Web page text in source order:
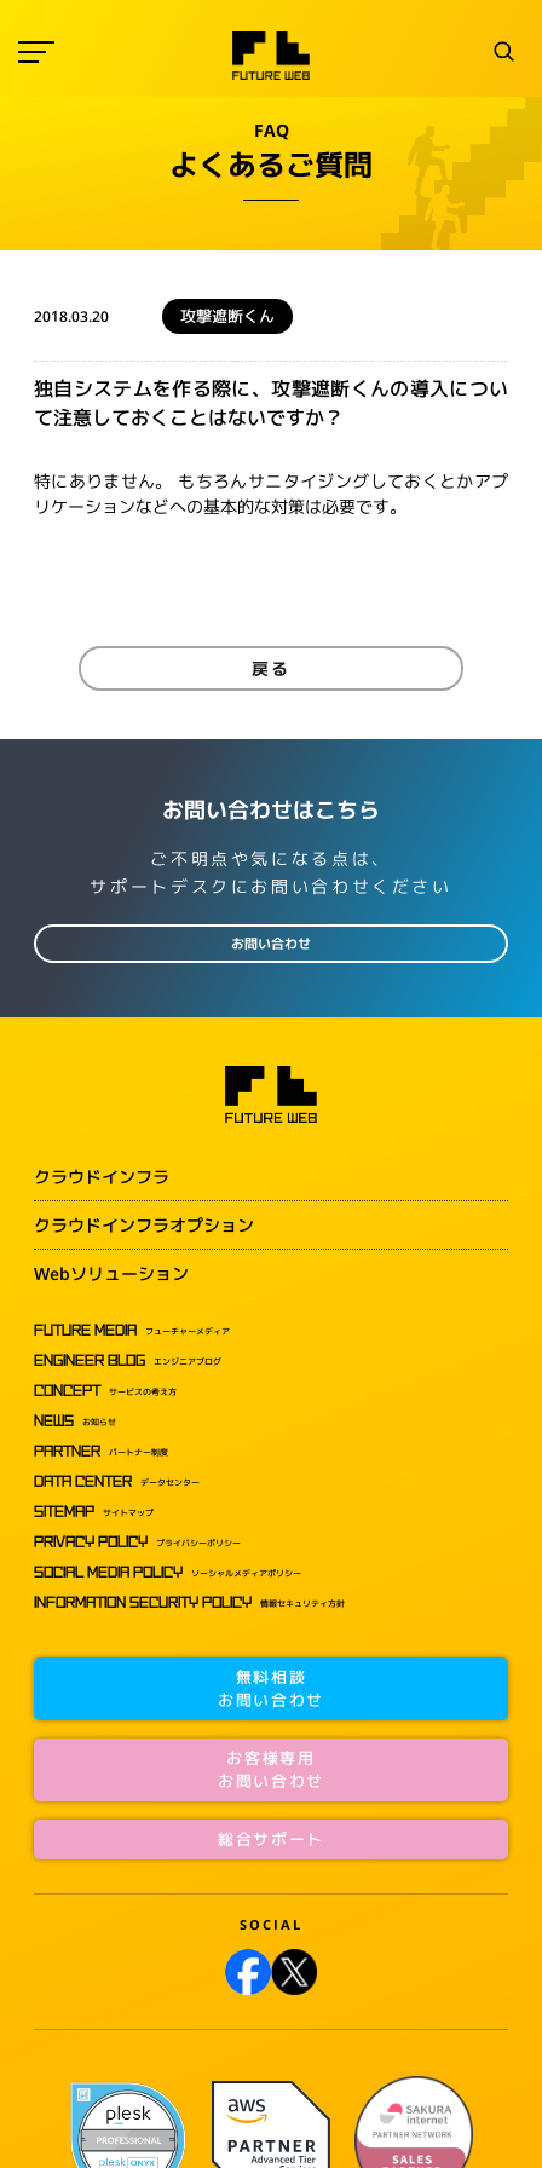
FAQ
よくあるご質問
2018.03.20 攻撃遮断くん
独自システムを作る際に、攻撃遮断くんの導入につい
て注意しておくことはないですか？
特にありません。 もちろんサニタイジングしておくとかアプ
リケーションなどへの基本的な対策は必要です。
戻る
お問い合わせはこちら
ご不明点や気になる点は、
サポートデスクにお問い合わせください
お問い合わせ
クラウドインフラ
クラウドインフラオプション
Webソリューション
FUTURE MEDIA フューチャーメディア
ENGINEER BLOG エンジニアブログ
CONCEPT サービスの考え方
NEWS お知らせ
PARTNER パートナー制度
DATA CENTER データセンター
SITEMAP サイトマップ
PRIVACY POLICY プライバシーポリシー
SOCIAL MEDIA POLICY ソーシャルメディアポリシー
INFORMATION SECURITY POLICY 情報セキュリティ方針
無料相談
お問い合わせ
お客様専用
お問い合わせ
総合サポート